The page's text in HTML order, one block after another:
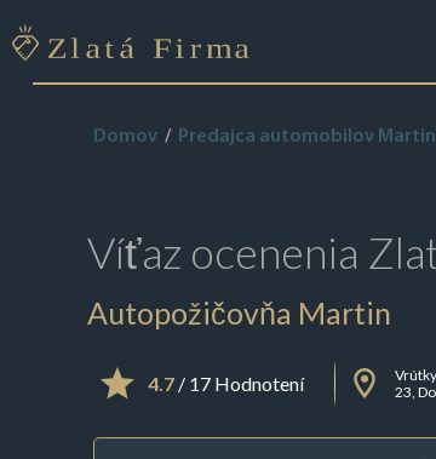
Domov Predajca automobilov Martin
Víťaz ocenenia
Autopožičovňa Martin
4.7/ 17 Hodnotení
Vrútky
23,